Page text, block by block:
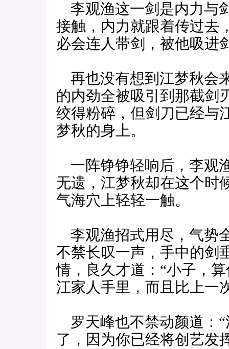
李观渔这一剑是内力与
接触，内力就跟着传过去
必会连人带剑，被他吸进
再也没有想到江梦秋会
的内劲全被吸引到那截剑
绞得粉碎，但剑刀已经与
梦秋的身上。
一阵铮铮轻响后，李观
无遗，江梦秋却在这个时
气海穴上轻轻一触。
李观渔招式用尽，气势
不禁长叹一声，手中的剑
情，良久才道：“小子，
江家人手里，而且比上一
罗天峰也不禁动颜道：
了，因为你已经将创艺发